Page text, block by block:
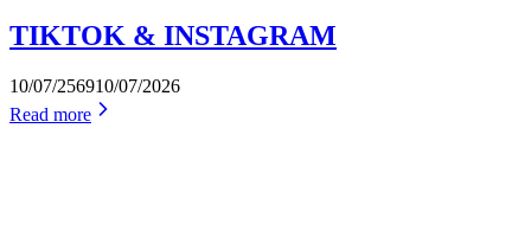
TIKTOK & INSTAGRAM
10/07/256910/07/2026
Read more